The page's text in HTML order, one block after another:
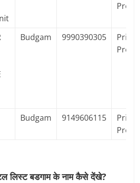
Profit)
Budgam 9990390305
Profit)
Budgam 9149606115
Profit)
लिस्ट बडगाम के नाम कैसे देंखे?